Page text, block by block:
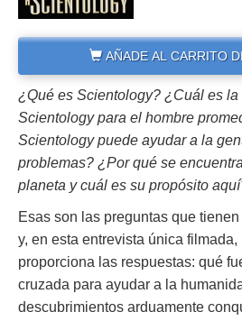
AÑADE AL CARRITO
¿Qué es Scientology? ¿Cuál es
Scientology para el hombre
Scientology puede ayudar a la
problemas? ¿Por qué se
planeta y cuál es su propósito
Esas son las preguntas que
y, en esta entrevista única
proporciona las respuestas: qué
cruzada para ayudar a la
descubrimientos arduamente